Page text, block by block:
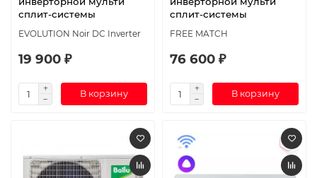
сплит-системы
EVOLUTION Noir DC Inverter
19 900 ₽
В корзину
сплит-системы
FREE MATCH
76 600 ₽
В корзину